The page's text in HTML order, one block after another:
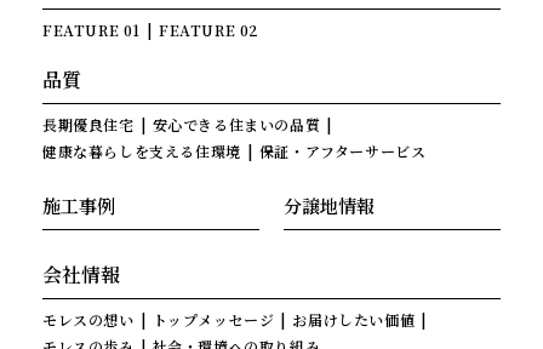
FEATURE 01 FEATURE 02
品質
長期優良住宅
安心できる住まいの品質
健康な暮らしを支える住環境
保証・アフターサービス
施工事例 分譲地情報
会社情報
モレスの想い トップメッセージ
お届けしたい価値